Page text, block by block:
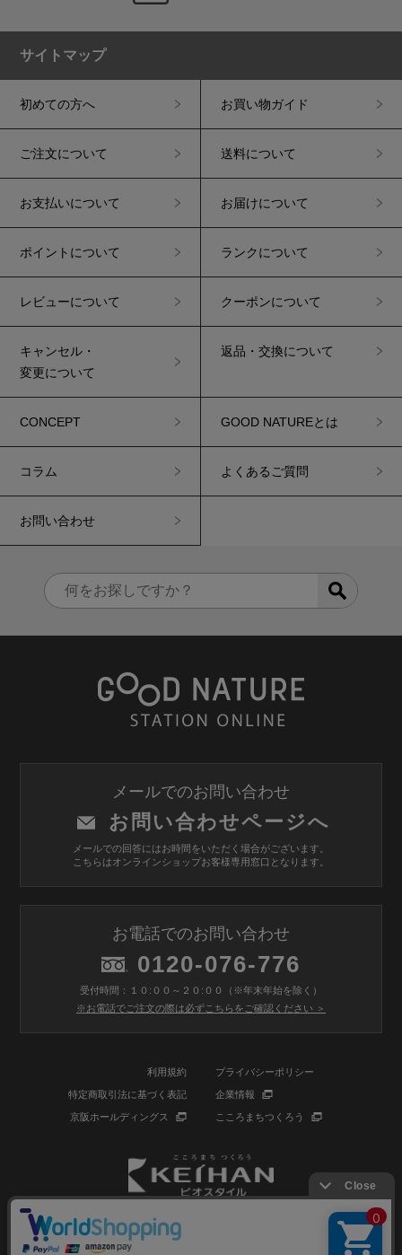
サイトマップ
初めての方へ お買い物ガイド
ご注文について 送料について
お支払いについて お届けについて
ポイントについて ランクについて
レビューについて クーポンについて
キャンセル・
変更について
返品・交換について
CONCEPT GOOD NATUREとは
コラム よくあるご質問
お問い合わせ
メールでのお問い合わせ
お問い合わせページへ
メールでの回答にはお時間をいただく場合がございます。
こちらはオンラインショップお客様専用窓口となります。
お電話でのお問い合わせ
0120-076-776
受付時間：１０:００～２０:００（※年末年始を除く）
※お電話でご注文の際は必ずこちらをご確認ください ＞
利用規約 プライバシーポリシー
特定商取引法に基づく表記 企業情報
京阪ホールディングス こころまちつくろう
© BIOSTYLE Co.,Ltd. All rights reserved.